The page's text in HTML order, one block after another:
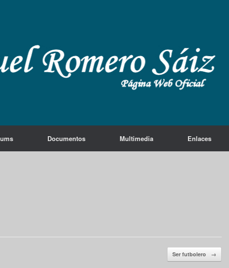
Documentos Multimedia Enlaces
Ser futbolero →